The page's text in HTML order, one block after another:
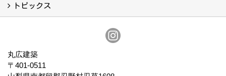
ブログ
トピックス
丸広建築
〒401-0511